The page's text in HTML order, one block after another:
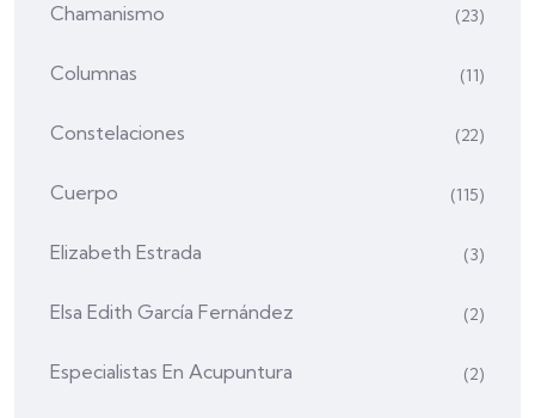
Chamanismo (23)
Columnas (11)
Constelaciones (22)
Cuerpo (115)
Elizabeth Estrada (3)
Elsa Edith García Fernández (2)
Especialistas En Acupuntura (2)